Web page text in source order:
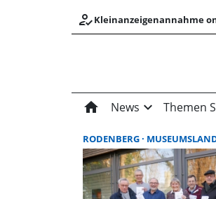
how_to_regKleinanzeigenannahme
home News expand_more Themen
RODENBERG